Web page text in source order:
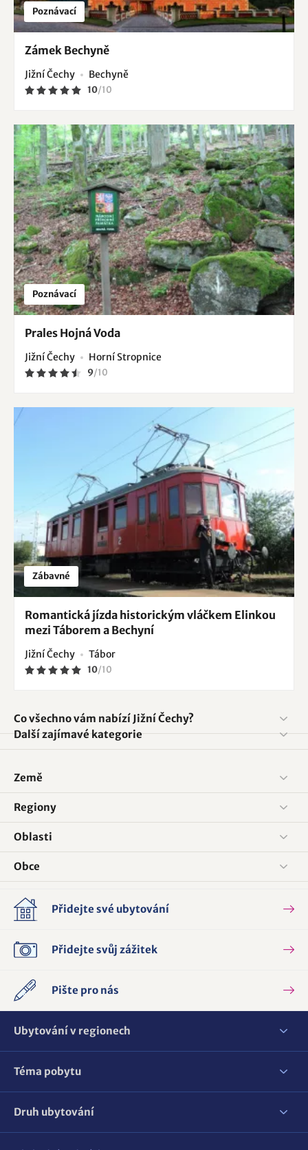
Poznávací
Zámek Bechyně
Jižní Čechy Bechyně
10/10
Poznávací
Prales Hojná Voda
Jižní Čechy Horní Stropnice
9/10
Zábavné
Romantická jízda historickým vláčkem Elinkou
mezi Táborem a Bechyní
Jižní Čechy Tábor
10/10
Co všechno vám nabízí Jižní Čechy?
Další zajímavé kategorie
Země
Regiony
Oblasti
Obce
Přidejte své ubytování
Přidejte svůj zážitek
Pište pro nás
Ubytování v regionech
Téma pobytu
Druh ubytování